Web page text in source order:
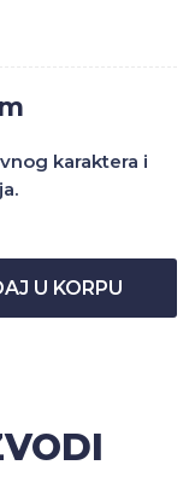
karaktera i
U KORPU